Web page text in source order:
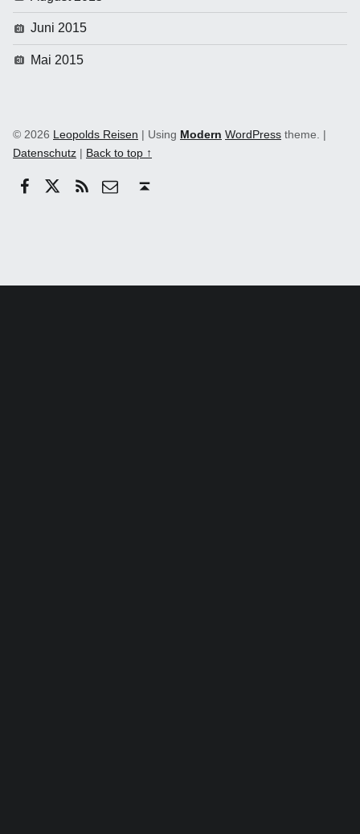
Juni 2015
Mai 2015
© 2026 Leopolds Reisen | Using Modern WordPress theme. |
Datenschutz | Back to top ↑